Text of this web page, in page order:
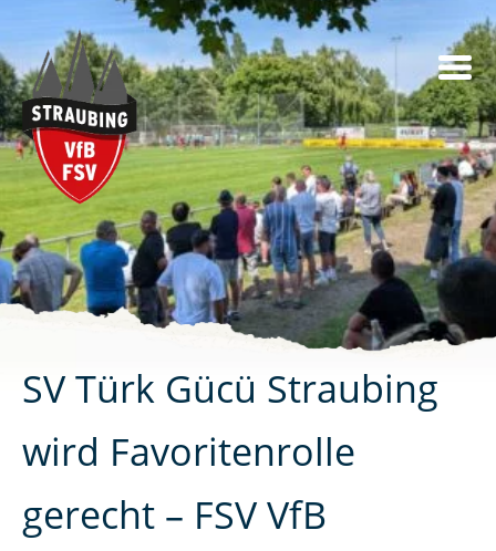
to
content
SV Türk Gücü Straubing
wird Favoritenrolle
gerecht – FSV VfB